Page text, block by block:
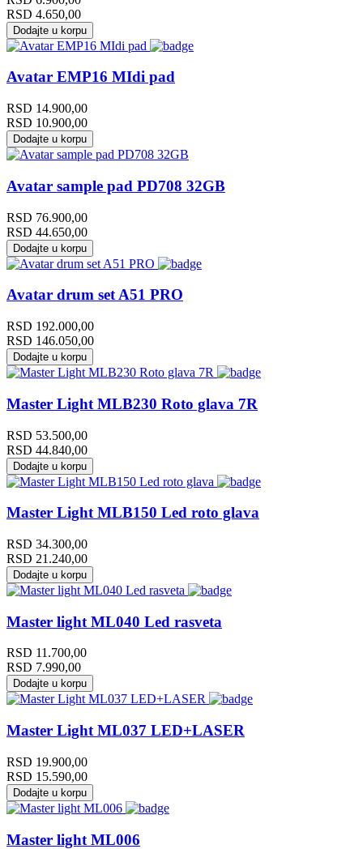
RSD 4.650,00
Dodajte u korpu
Avatar EMP16 MIdi pad
RSD 14.900,00
RSD 10.900,00
Dodajte u korpu
Avatar sample pad PD708 32GB
RSD 76.900,00
RSD 44.650,00
Dodajte u korpu
Avatar drum set A51 PRO
RSD 192.000,00
RSD 146.050,00
Dodajte u korpu
Master Light MLB230 Roto glava 7R
RSD 53.500,00
RSD 44.840,00
Dodajte u korpu
Master Light MLB150 Led roto glava
RSD 34.300,00
RSD 21.240,00
Dodajte u korpu
Master light ML040 Led rasveta
RSD 11.700,00
RSD 7.990,00
Dodajte u korpu
Master Light ML037 LED+LASER
RSD 19.900,00
RSD 15.590,00
Dodajte u korpu
Master light ML006